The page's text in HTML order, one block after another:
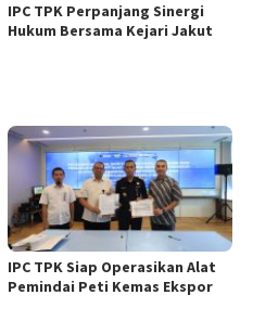
IPC TPK Perpanjang Sinergi
Hukum Bersama Kejari Jakut
IPC TPK Siap Operasikan Alat
Pemindai Peti Kemas Ekspor